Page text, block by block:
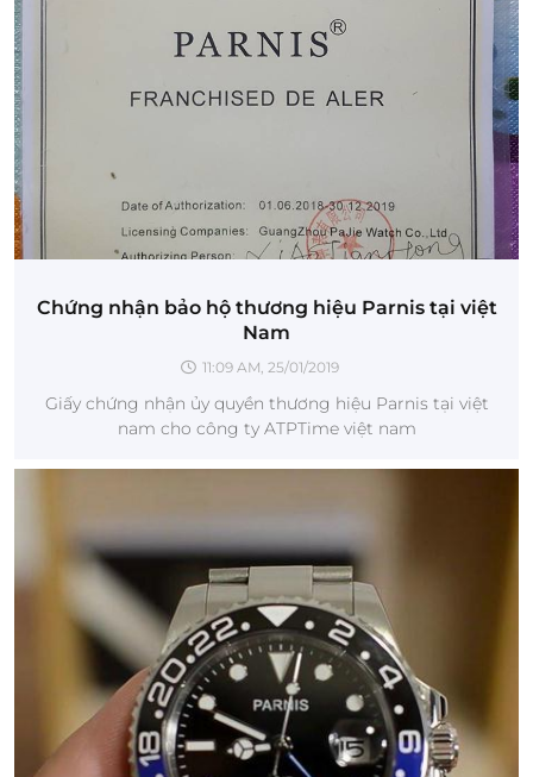
Chứng nhận bảo hộ thương hiệu Parnis tại việt
Nam
11:09 AM, 25/01/2019
Giấy chứng nhận ủy quyền thương hiệu Parnis tại việt
nam cho công ty ATPTime việt nam